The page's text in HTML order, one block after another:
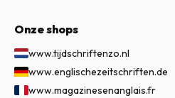
Onze shops
www.tijdschriftenzo.nl
www.englischezeitschriften.de
www.magazinesenanglais.fr